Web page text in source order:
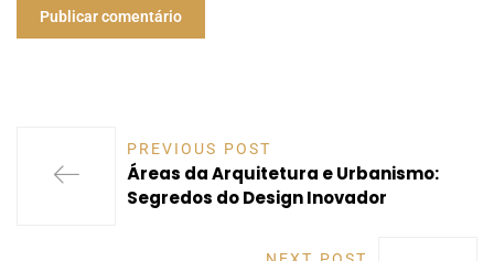
PREVIOUS POST
Áreas da Arquitetura e Urbanismo:
Segredos do Design Inovador